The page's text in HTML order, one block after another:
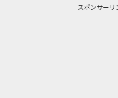
スポンサーリ